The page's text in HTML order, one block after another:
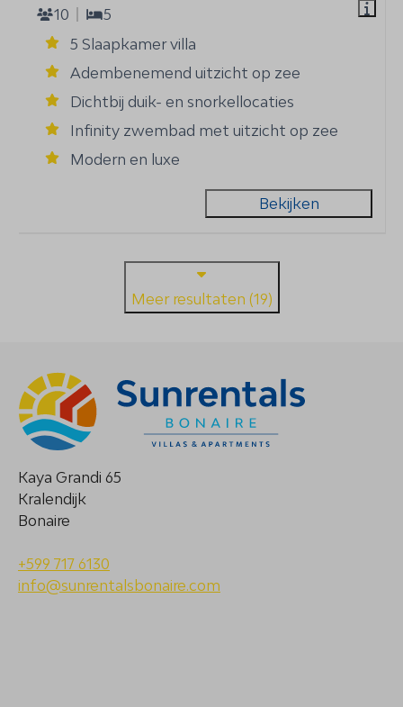
10
5
5 Slaapkamer villa
Adembenemend uitzicht op zee
Dichtbij duik- en snorkellocaties
Infinity zwembad met uitzicht op zee
Modern en luxe
Bekijken
Meer resultaten (19)
Kaya Grandi 65
Kralendijk
Bonaire
+599 717 6130
info@sunrentalsbonaire.com